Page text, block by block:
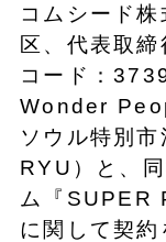
コムシード
区、代表取
コード：
Wonder
ソウル特別
RYU）と、
ム『SUPER
に関して契